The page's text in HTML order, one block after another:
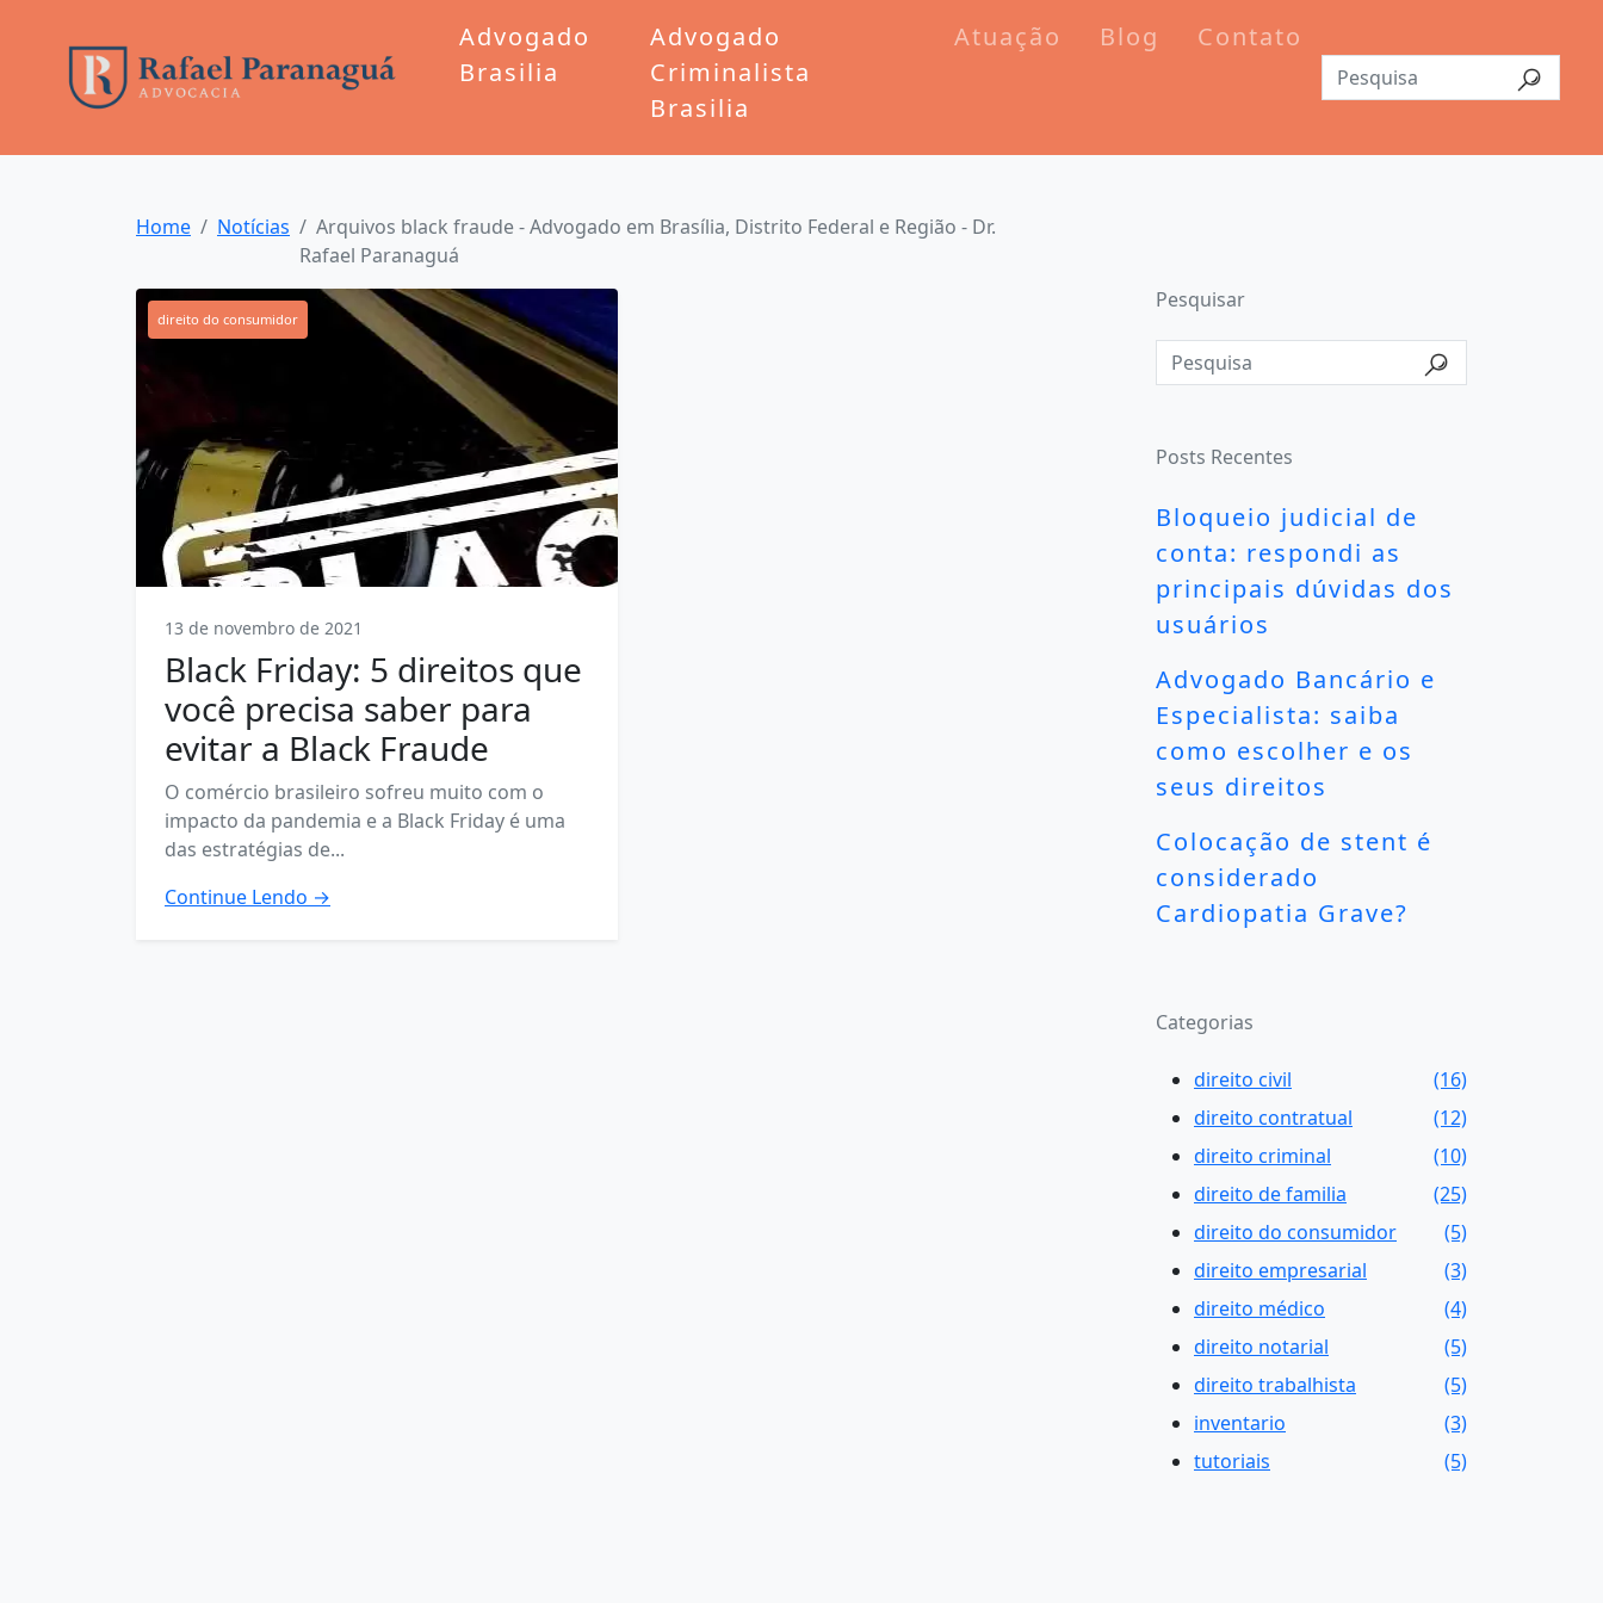
Advogado
Brasilia
Advogado
Criminalista
Brasilia
Atuação Blog Contato
Home Notícias
Arquivos black fraude - Advogado em Brasília, Distrito Federal e Região - Dr.
Rafael Paranaguá
direito do consumidor
13 de novembro de 2021
Black Friday: 5 direitos que
você precisa saber para
evitar a Black Fraude
O comércio brasileiro sofreu muito com o
impacto da pandemia e a Black Friday é uma
das estratégias de...
Continue Lendo →
Pesquisar
Posts Recentes
Bloqueio judicial de
conta: respondi as
principais dúvidas dos
usuários
Advogado Bancário e
Especialista: saiba
como escolher e os
seus direitos
Colocação de stent é
considerado
Cardiopatia Grave?
Categorias
direito civil
(16)
direito contratual
(12)
direito criminal
(10)
direito de familia
(25)
direito do consumidor
(5)
direito empresarial
(3)
direito médico
(4)
direito notarial
(5)
direito trabalhista
(5)
inventario
(3)
tutoriais
(5)